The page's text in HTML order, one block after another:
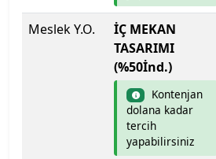
Meslek Y.O.
İÇ MEKAN
TASARIMI
(%50İnd.)
Kontenjan
dolana kadar
tercih
yapabilirsiniz